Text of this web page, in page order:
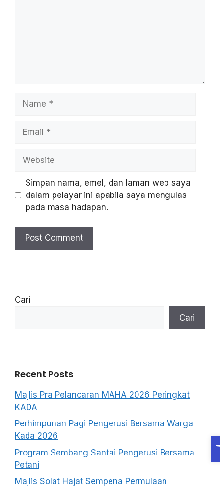
Simpan nama, emel, dan laman web saya
dalam pelayar ini apabila saya mengulas
pada masa hadapan.
Cari
Cari
Recent Posts
Majlis Pra Pelancaran MAHA 2026 Peringkat
KADA
Perhimpunan Pagi Pengerusi Bersama Warga
Kada 2026
Program Sembang Santai Pengerusi Bersama
Petani
Majlis Solat Hajat Sempena Permulaan